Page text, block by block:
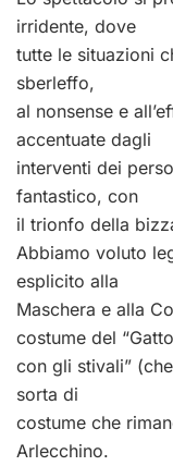
irridente, dove
tutte le situazioni
sberleffo,
al nonsense e
accentuate dagli
interventi dei
fantastico, con
il trionfo della
Abbiamo voluto
esplicito alla
Maschera e alla
costume del “Gatto
con gli stivali”
sorta di
costume che
Arlecchino.